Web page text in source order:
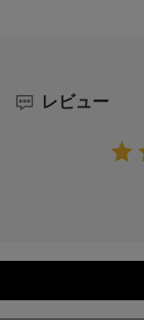
レビュー